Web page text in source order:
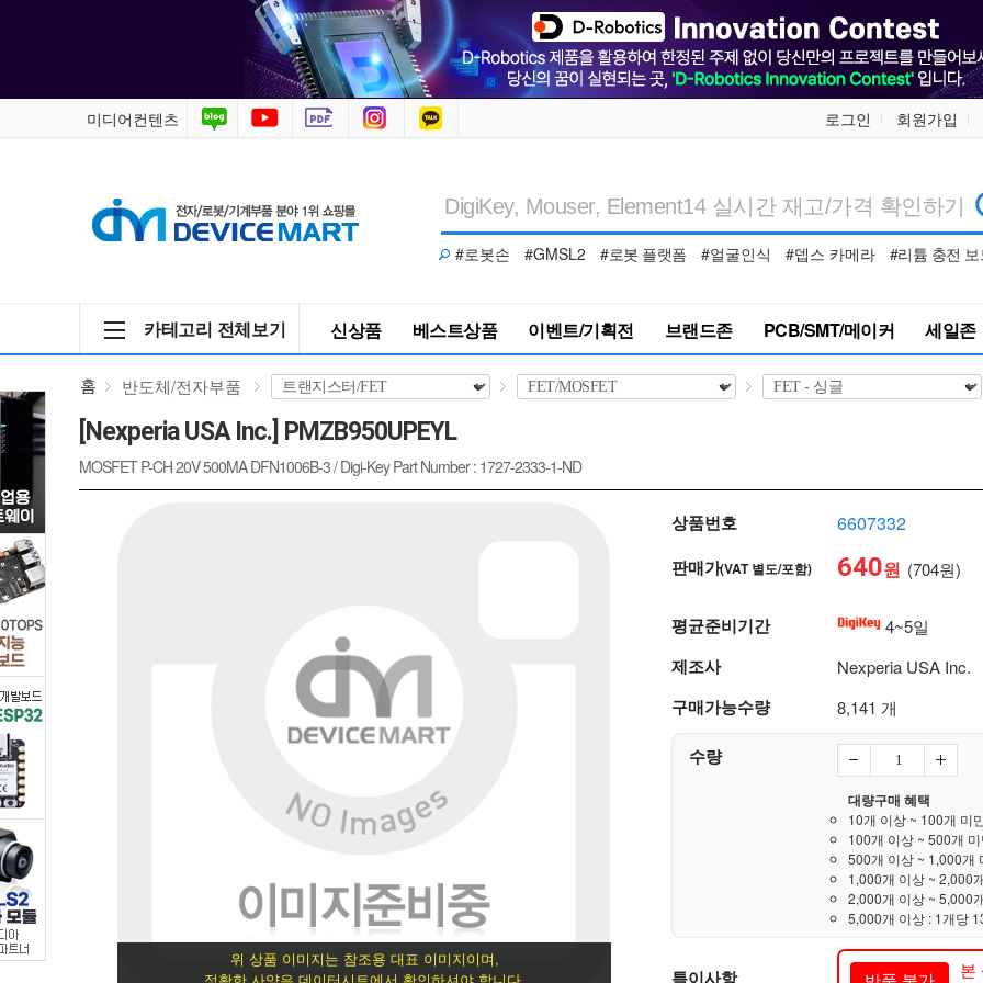
품
>
트
랜
지
스
터/FET
>
FET/MOSFET
>
FET
-
미디어컨텐츠 로그인 회원가입
#로봇손 #GMSL2 #로봇 플랫폼 #얼굴인식 #뎁스 카메라 #리튬 충전 보
카테고리 전체보기 신상품 베스트상품 이벤트/기획전 브랜드존 PCB/SMT/메이커 세일존
홈 반도체/전자부품
[Nexperia USA Inc.] PMZB950UPEYL
MOSFET P-CH 20V 500MA DFN1006B-3 / Digi-Key Part Number : 1727-2333-1-ND
위 상품 이미지는 참조용 대표 이미지이며,
상품번호 6607332
판매가(VAT 별도/포함) 640원 (704원)
평균준비기간 4~5일
제조사 Nexperia USA Inc.
구매가능수량 8,141 개
수량
대량구매 혜택
10개 이상 ~ 100개 미
100개 이상 ~ 500개
500개 이상 ~ 1,000개
1,000개 이상 ~ 2,000
2,000개 이상 ~ 5,000
5,000개 이상 : 1개당
특이사항 본